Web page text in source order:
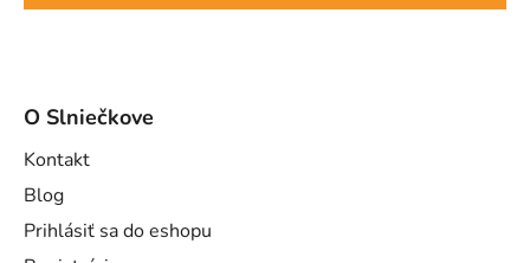
O Slniečkove
Kontakt
Blog
Prihlásiť sa do eshopu